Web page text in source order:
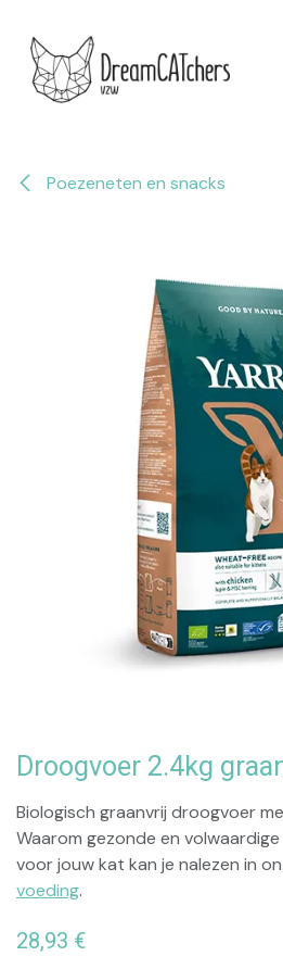
Poezeneten en snacks
Droogvoer 2.4kg
Biologisch graanvrij droogvoer
Waarom gezonde en
voor jouw kat kan je nalezen in
voeding.
28,93 €